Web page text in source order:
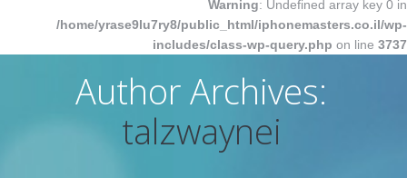
Warning: Undefined array key 0 in
/home/yrase9lu7ry8/public_html/iphonemasters.co.il/wp-
includes/class-wp-query.php on line 3737
Author Archives:
talzwaynei